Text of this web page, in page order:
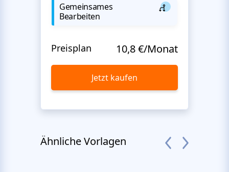
Gemeinsames
Bearbeiten
Preisplan 10,8 €/Monat
Jetzt kaufen
Ähnliche Vorlagen